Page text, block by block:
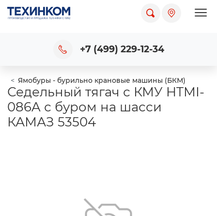
+7 (499) 229-12-34
Ямобуры - бурильно крановые машины (БКМ)
Седельный тягач с КМУ HTMI-
086A с буром на шасси
КАМАЗ 53504